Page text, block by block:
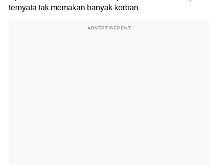
ternyata tak memakan banyak korban.
ADVERTISEMENT